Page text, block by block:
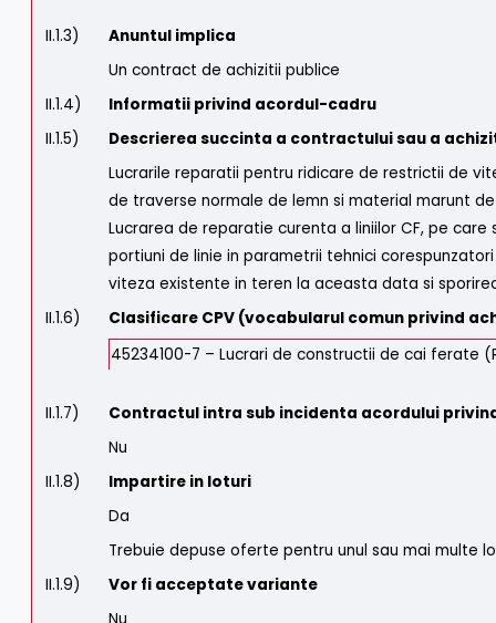
II.1.3)
Anuntul implica
Un contract de achizitii publice
II.1.4)
Informatii privind acordul-cadru
II.1.5)
Descrierea succinta a contractului sau a
Lucrarile reparatii pentru ridicare de restrictii de
de traverse normale de lemn si material marunt
Lucrarea de reparatie curenta a liniilor CF, pe
portiuni de linie in parametrii tehnici
viteza existente in teren la aceasta data si
II.1.6)
Clasificare CPV (vocabularul comun privind
45234100-7 – Lucrari de constructii de cai ferate
II.1.7)
Contractul intra sub incidenta acordului
Nu
II.1.8)
Impartire in loturi
Da
Trebuie depuse oferte pentru unul sau mai multe
II.1.9)
Vor fi acceptate variante